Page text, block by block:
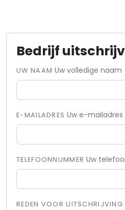
Bedrijf
UW NAAM Uw volledige naam
E-MAILADRES Uw e-
TELEFOONNUMMER Uw
REDEN VOOR UITSCHRIJVING